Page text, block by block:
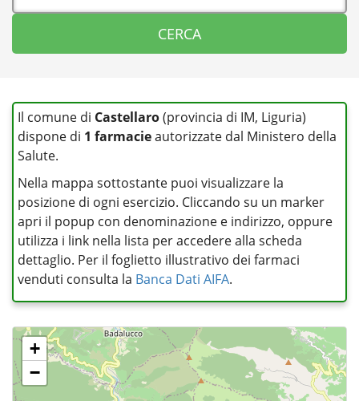
Il comune di Castellaro(provincia di IM, Liguria)
dispone di 1 farmacieautorizzate dal Ministero della
Salute.
Nella mappa sottostante puoi visualizzare la
posizione di ogni esercizio. Cliccando su un marker
apri il popup con denominazione e indirizzo, oppure
utilizza i link nella lista per accedere alla scheda
dettaglio. Per il foglietto illustrativo dei farmaci
venduti consulta la Banca Dati AIFA.
+
−